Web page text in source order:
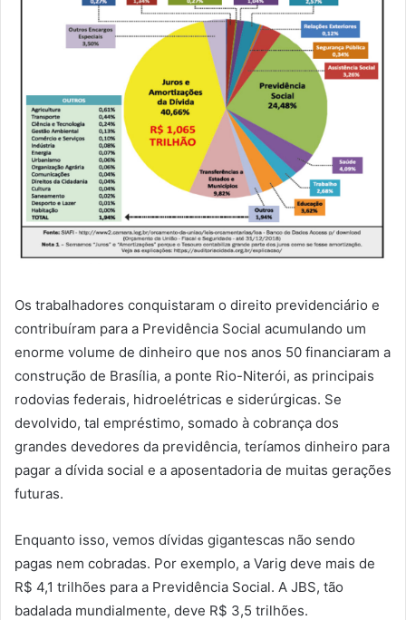
Os trabalhadores conquistaram o direito previdenciário e
contribuíram para a Previdência Social acumulando um
enorme volume de dinheiro que nos anos 50 financiaram a
construção de Brasília, a ponte Rio-Niterói, as principais
rodovias federais, hidroelétricas e siderúrgicas. Se
devolvido, tal empréstimo, somado à cobrança dos
grandes devedores da previdência, teríamos dinheiro para
pagar a dívida social e a aposentadoria de muitas gerações
futuras.
Enquanto isso, vemos dívidas gigantescas não sendo
pagas nem cobradas. Por exemplo, a Varig deve mais de
R$ 4,1 trilhões para a Previdência Social. A JBS, tão
badalada mundialmente, deve R$ 3,5 trilhões.